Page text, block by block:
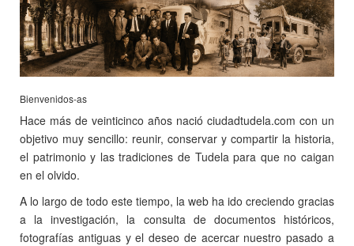
Bienvenidos-as
Hace más de veinticinco años nació ciudadtudela.com con un
objetivo muy sencillo: reunir, conservar y compartir la historia,
el patrimonio y las tradiciones de Tudela para que no caigan
en el olvido.
A lo largo de todo este tiempo, la web ha ido creciendo gracias
a la investigación, la consulta de documentos históricos,
fotografías antiguas y el deseo de acercar nuestro pasado a